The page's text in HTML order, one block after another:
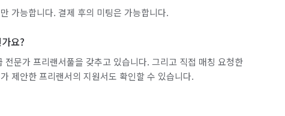
가능합니다. 결제 후의 미팅은 가능합니다.
요?
전문가 프리랜서풀을 갖추고 있습니다. 그리고 직접 매칭 요청한
제안한 프리랜서의 지원서도 확인할 수 있습니다.